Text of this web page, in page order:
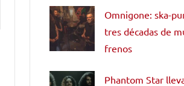
Omnigone: ska-
tres décadas de
frenos
Phantom Star